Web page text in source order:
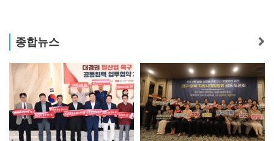
종합뉴스